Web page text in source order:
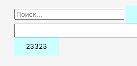
П
о
и